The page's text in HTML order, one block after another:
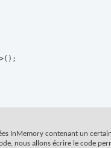
( ) ;
InMemory contenant un
nous allons écrire le code